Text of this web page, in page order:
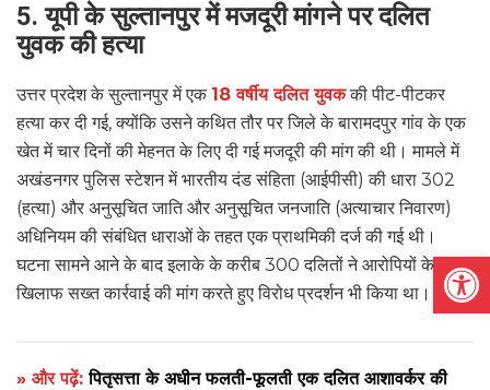
5. यूपी के सुल्तानपुर में मजदूरी मांगने पर दलित
युवक की हत्या
उत्तर प्रदेश के सुल्तानपुर में एक 18 वर्षीय दलित युवककी पीट-पीटकर
हत्या कर दी गई, क्योंकि उसने कथित तौर पर जिले के बारामदपुर गांव के एक
खेत में चार दिनों की मेहनत के लिए दी गई मजदूरी की मांग की थी। मामले में
अखंडनगर पुलिस स्टेशन में भारतीय दंड संहिता (आईपीसी) की धारा 302
(हत्या) और अनुसूचित जाति और अनुसूचित जनजाति (अत्याचार निवारण)
अधिनियम की संबंधित धाराओं के तहत एक प्राथमिकी दर्ज की गई थी।
घटना सामने आने के बाद इलाके के करीब 300 दलितों ने आरोपियों के
खिलाफ सख्त कार्रवाई की मांग करते हुए विरोध प्रदर्शन भी किया था।
» और पढ़ें:पितृसत्ता के अधीन फलती-फूलती एक दलित आशावर्कर की